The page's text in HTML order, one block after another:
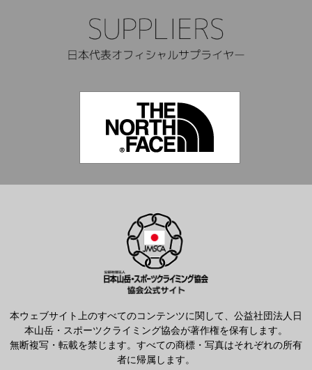
本ウェブサイト上のすべてのコンテンツに関して、公益社団法人日
本山岳・スポーツクライミング協会が著作権を保有します。
無断複写・転載を禁じます。すべての商標・写真はそれぞれの所有
者に帰属します。